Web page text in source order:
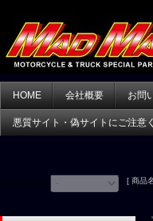
HOME 会社概要 お問
悪質サイト・偽サイトにご注意
[ 商品